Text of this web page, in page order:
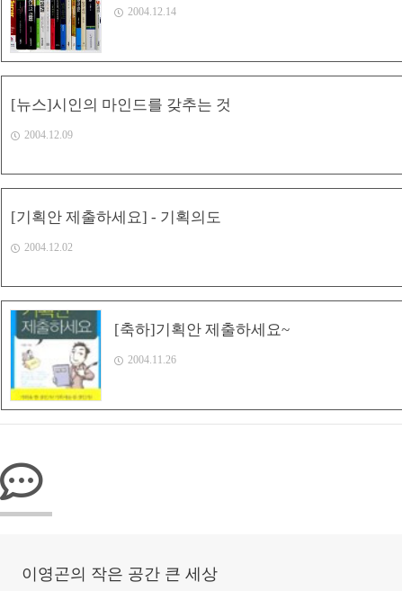
2004.12.14
[뉴스]시인의 마인드를 갖추는 것
2004.12.09
[기획안 제출하세요] - 기획의도
2004.12.02
[축하]기획안 제출하세요~
2004.11.26
이영곤의 작은 공간 큰 세상